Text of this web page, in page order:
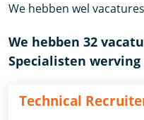
We hebben wel
We hebben 32
Specialisten
Technical